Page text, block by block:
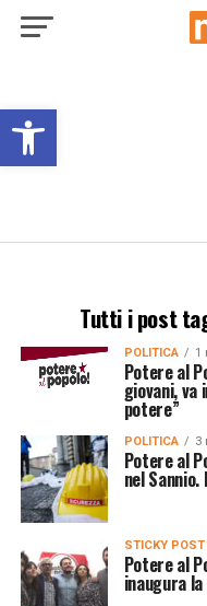
Open toolbar
Tutti i post
POLITICA 1
Potere al
giovani, va
potere”
POLITICA 3
Potere al
nel Sannio.
STICKY POST
Potere al
inaugura